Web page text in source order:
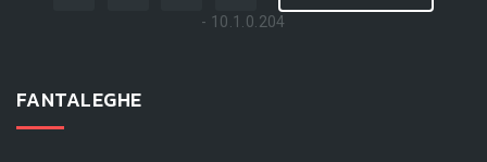
- 10.1.0.204
FANTALEGHE